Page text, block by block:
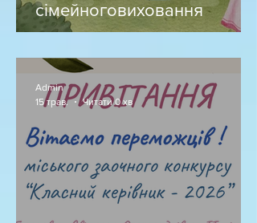
сімейноговиховання
Admin
15 трав.
Читати 0 хв